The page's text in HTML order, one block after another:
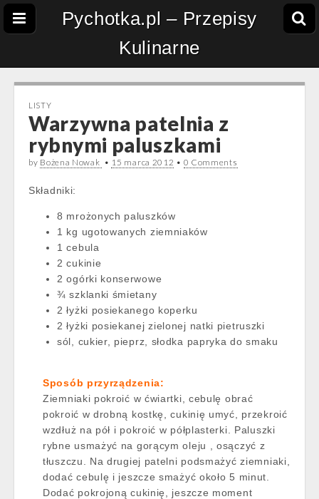
Pychotka.pl – Przepisy
Kulinarne
LISTY
Warzywna patelnia z
rybnymi paluszkami
by Bożena Nowak • 15 marca 2012 • 0 Comments
Składniki:
8 mrożonych paluszków
1 kg ugotowanych ziemniaków
1 cebula
2 cukinie
2 ogórki konserwowe
¾ szklanki śmietany
2 łyżki posiekanego koperku
2 łyżki posiekanej zielonej natki pietruszki
sól, cukier, pieprz, słodka papryka do smaku
Sposób przyrządzenia:
Ziemniaki pokroić w ćwiartki, cebulę obrać
pokroić w drobną kostkę, cukinię umyć, przekroić
wzdłuż na pół i pokroić w półplasterki. Paluszki
rybne usmażyć na gorącym oleju , osączyć z
tłuszczu. Na drugiej patelni podsmażyć ziemniaki,
dodać cebulę i jeszcze smażyć około 5 minut.
Dodać pokrojoną cukinię, jeszcze moment